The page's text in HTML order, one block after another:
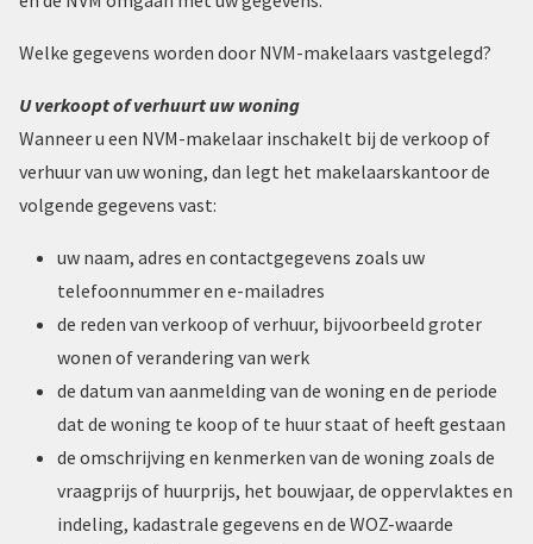
Welke gegevens worden door NVM-makelaars vastgelegd?
U verkoopt of verhuurt uw woning
Wanneer u een NVM-makelaar inschakelt bij de verkoop of
verhuur van uw woning, dan legt het makelaarskantoor de
volgende gegevens vast:
uw naam, adres en contactgegevens zoals uw
telefoonnummer en e-mailadres
de reden van verkoop of verhuur, bijvoorbeeld groter
wonen of verandering van werk
de datum van aanmelding van de woning en de periode
dat de woning te koop of te huur staat of heeft gestaan
de omschrijving en kenmerken van de woning zoals de
vraagprijs of huurprijs, het bouwjaar, de oppervlaktes en
indeling, kadastrale gegevens en de WOZ-waarde